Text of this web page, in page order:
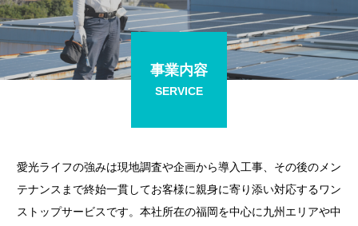
事業内容
SERVICE
愛光ライフの強みは現地調査や企画から導入工事、その後のメン
テナンスまで終始一貫してお客様に親身に寄り添い対応するワン
ストップサービスです。本社所在の福岡を中心に九州エリアや中